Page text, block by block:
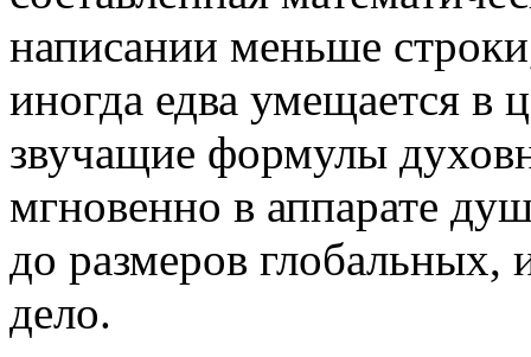
написании меньше
иногда едва умещается в
звучащие формулы
мгновенно в аппарате
до размеров глобальных,
дело.